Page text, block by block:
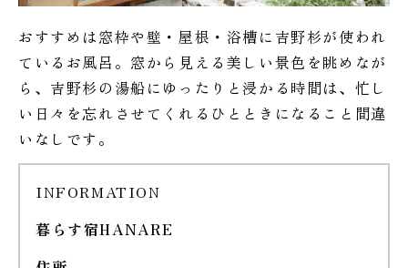
おすすめは窓枠や壁・屋根・浴槽に吉野杉が使われ
ているお風呂。窓から見える美しい景色を眺めなが
ら、吉野杉の湯船にゆったりと浸かる時間は、忙し
い日々を忘れさせてくれるひとときになること間違
いなしです。
INFORMATION
暮らす宿HANARE